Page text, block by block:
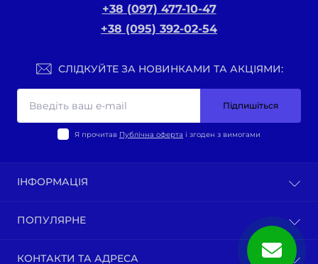
+38 (097) 477-10-47
+38 (095) 392-02-54
СЛІДКУЙТЕ ЗА НОВИНКАМИ ТА АКЦІЯМИ:
Підпишіться
Я прочитав Публічна оферта і згоден з вимогами
ІНФОРМАЦІЯ
Політика конфіденційності
Про нас
ПОПУЛЯРНЕ
КОНТАКТИ ТА АДРЕСА